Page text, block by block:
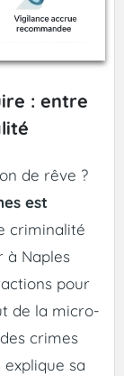
: entre
de rêve ?
est
criminalité
à Naples
pour
de la micro-
crimes
sa